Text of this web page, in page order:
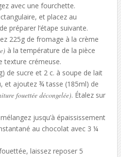
avec une fourchette.
et placez au
préparer l’étape suivante.
225g de fromage à la crème
à la température de la pièce
texture crémeuse.
de sucre et 2 c. à soupe de lait
et ajoutez ¾ tasse (185ml) de
fouettée décongelée). Étalez sur
jusqu’à épaississement
au chocolat avec 3 ¼
laissez reposer 5